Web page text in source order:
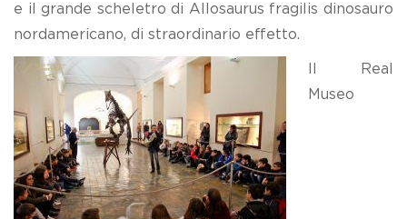
e il grande scheletro di Allosaurus fragilis dinosauro
nordamericano, di straordinario effetto.
Il Real
Museo